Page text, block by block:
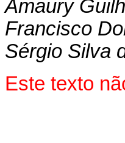
Amaury
Francisco
Sérgio Silva
Este texto